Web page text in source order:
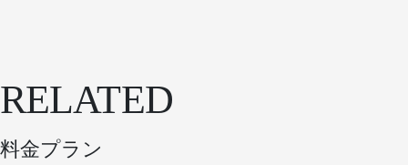
RELATED
料金プラン